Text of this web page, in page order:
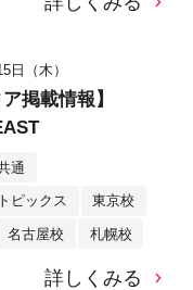
日（木）
ア掲載情報】
通
ピックス 東京校
名古屋校 札幌校
詳しくみる